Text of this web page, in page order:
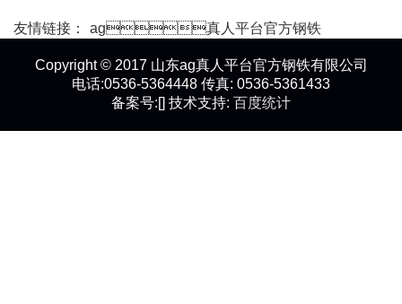
友情链接： ag真人平台官方钢铁
Copyright © 2017 山东ag真人平台官方钢铁有限公司
电话:0536-5364448 传真: 0536-5361433
备案号:[] 技术支持: 百度统计